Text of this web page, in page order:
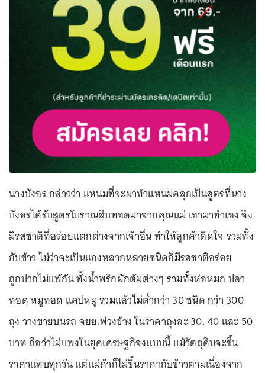
นางบังอร กล่าวว่า แหนมที่จะมาทำแหนมคลุกเป็นสูตรที่นาง
บังอรได้รับสูตรโบราณสืบทอดมาจากคุณแม่ เอามาทำเอง จึง
มีรสชาติที่อร่อยแตกต่างจากเจ้าอื่น ทำให้ลูกค้าติดใจ รวมทั้ง
กับข้าว ไม่ว่าจะเป็นแกงหลากหลายชนิดก็มีรสชาติอร่อย
ถูกปากไม่แพ้กัน ทั้งน้ำพริกผักต้มต่างๆ รวมทั้งห่อหมก ปลา
ทอด หมูทอด แคปหมู รวมแล้วไม่ต่ำกว่า 30 ชนิด กว่า 300
ถุง วางขายบนรถ จยย.พ่วงข้าง ในราคาถุงละ 30, 40 และ 50
บาท ถือว่าไม่แพงในยุคเศรษฐกิจงแบบนี้ แม้วัตถุดิบจะขึ้น
ราคาแทบทุกวัน แต่แม่ค้าก็ไม่ขึ้นราคากับข้าวตามเนื่องจาก